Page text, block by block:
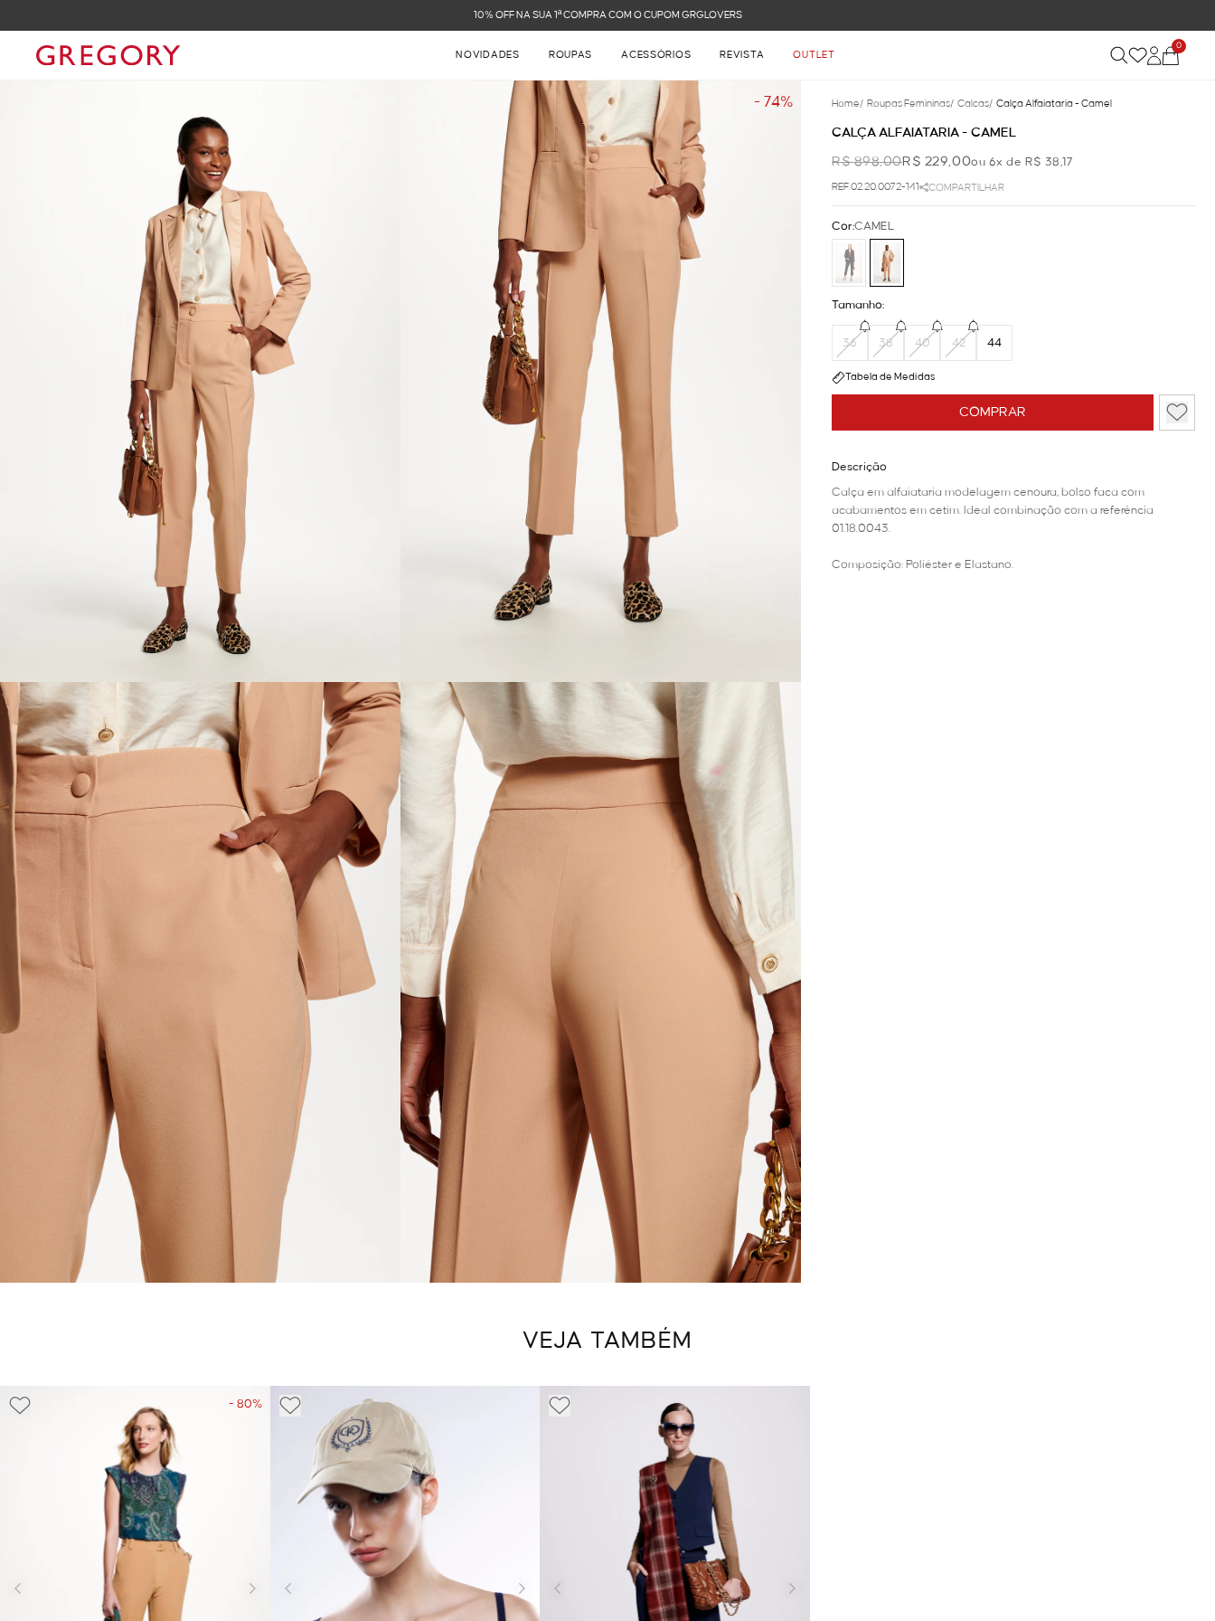
FRETE GRÁTIS NAS COMPRAS ACIMA DE R$ 899
NOVIDADES ROUPAS ACESSÓRIOS REVISTA OUTLET
0
- 74% Home/ Roupas Femininas/ Calcas/ Calça Alfaiataria - Camel
CALÇA ALFAIATARIA - CAMEL
R$ 898,00R$ 229,00ou 6x de R$ 38,17
REF.02.20.0072-141 COMPARTILHAR
COMPRAR
Cor:CAMEL
Tamanho:
36 38 40 42 44
Tabela de Medidas
Descrição
Calça em alfaiataria modelagem cenoura, bolso faca com
acabamentos em cetim. Ideal combinação com a referência
01.18.0043.
Composição: Poliéster e Elastano.
VEJA TAMBÉM
- 80%